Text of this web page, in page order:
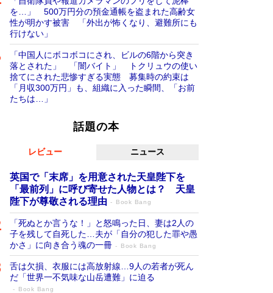
を…」 500万円分の預金通帳を盗まれた高齢女
性が明かす被害 「外出が怖くなり、避難所にも
行けない」
「中国人にボコボコにされ、ビルの6階から突き
落とされた」 「闇バイト」 トクリュウの使い
捨てにされた悲惨すぎる実態 募集時の約束は
「月収300万円」も、組織に入った瞬間、「お前
たちは…」
話題の本
レビュー ニュース
英国で「末席」を用意された天皇陛下を
「最前列」に呼び寄せた人物とは？ 天皇
陛下が尊敬される理由
Book Bang
「死ぬとか言うな！」と怒鳴った日、妻は2人の
子を残して自死した…夫が「自分の犯した罪や愚
かさ」に向き合う魂の一冊
Book Bang
舌は欠損、衣服には高放射線…9人の若者が死ん
だ「世界一不気味な山岳遭難」に迫る
Book Bang